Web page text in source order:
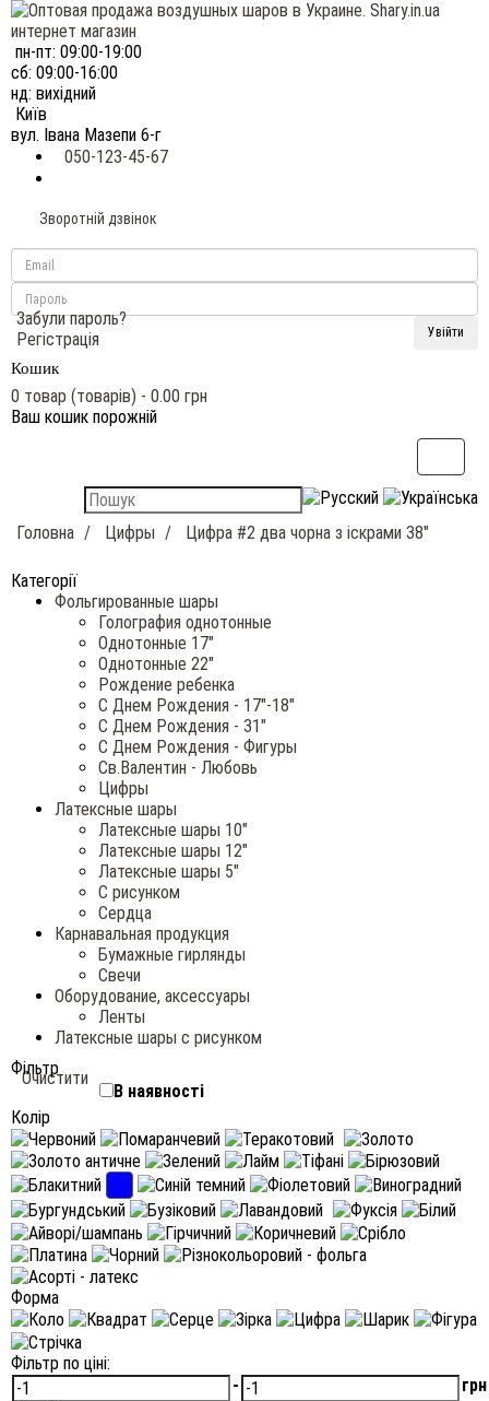
пн-пт: 09:00-19:00
сб: 09:00-16:00
нд: вихідний
Київ
вул. Івана Мазепи 6-г
050-123-45-67
Зворотній дзвінок
Забули пароль?
Регістрація
Кошик
0 товар (товарів) - 0.00 грн
Ваш кошик порожній
Головна Цифры Цифра #2 два чорна з іскрами 38"
Категорії
Фольгированные шары
Голография однотонные
Однотонные 17"
Однотонные 22"
Рождение ребенка
С Днем Рождения - 17"-18"
С Днем Рождения - 31"
С Днем Рождения - Фигуры
Св.Валентин - Любовь
Цифры
Латексные шары
Латексные шары 10"
Латексные шары 12"
Латексные шары 5"
С рисунком
Сердца
Карнавальная продукция
Бумажные гирлянды
Свечи
Оборудование, аксессуары
Ленты
Латексные шары с рисунком
Фільтр
Очистити
В наявності
Колір
Форма
Фільтр по ціні:
-
грн